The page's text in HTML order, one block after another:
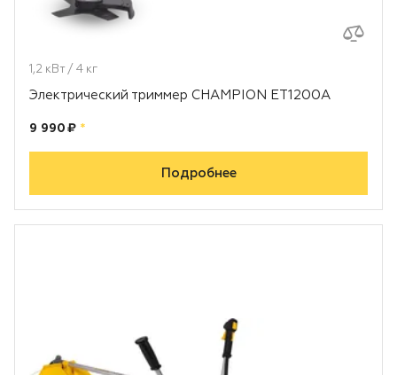
1,2 кВт / 4 кг
Электрический триммер CHAMPION ET1200A
Цена:
9 990 ₽ рублей
*
Подробнее